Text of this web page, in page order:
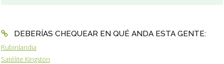
DEBERÍAS CHEQUEAR EN QUÉ ANDA ESTA GENTE:
Rubinlandia
Satélite Kingston